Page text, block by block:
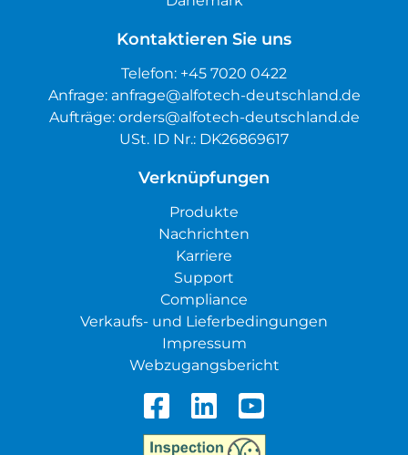
Kontaktieren Sie uns
Telefon: +45 7020 0422
Anfrage: anfrage@alfotech-deutschland.de
Aufträge: orders@alfotech-deutschland.de
USt. ID Nr.: DK26869617
Verknüpfungen
Produkte
Nachrichten
Karriere
Support
Compliance
Verkaufs- und Lieferbedingungen
Impressum
Webzugangsbericht